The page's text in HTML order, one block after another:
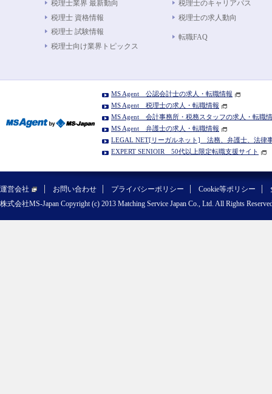
税理士業界 最新動向
税理士 資格情報
税理士 試験情報
税理士向け業界トピックス
税理士のキャリアパス
税理士の求人動向
転職FAQ
MS Agent 公認会計士の求人・転職情報
MS Agent 税理士の求人・転職情報
MS Agent 会計事務所・税務スタッフの求人・転職
MS Agent 弁護士の求人・転職情報
LEGAL NET[リーガルネット] 法務、弁護士、法律
EXPERT SENIOIR 50代以上限定転職支援サイト
運営会社 お問い合わせ プライバシーポリシー Cookie等ポリシー
株式会社MS-Japan Copyright (c) 2013 Matching Service Japan Co., Ltd. All Rights